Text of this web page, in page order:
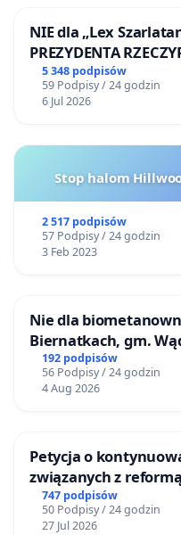
NIE dla „Lex
PREZYDENTA
5 348 podpisów
59 Podpisy / 24 godzin
6 Jul 2026
Stop halom
2 517 podpisów
57 Podpisy / 24 godzin
3 Feb 2023
Nie dla
Biernatkach, gm.
192 podpisów
56 Podpisy / 24 godzin
4 Aug 2026
Petycja o
związanych z
747 podpisów
50 Podpisy / 24 godzin
27 Jul 2026